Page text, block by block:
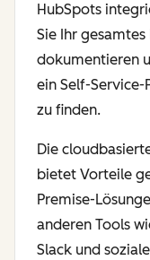
HubSpots
Sie Ihr
dokumentieren
ein Self-
zu finden.
Die
bietet Vorteile
Premise-
anderen Tools
Slack und